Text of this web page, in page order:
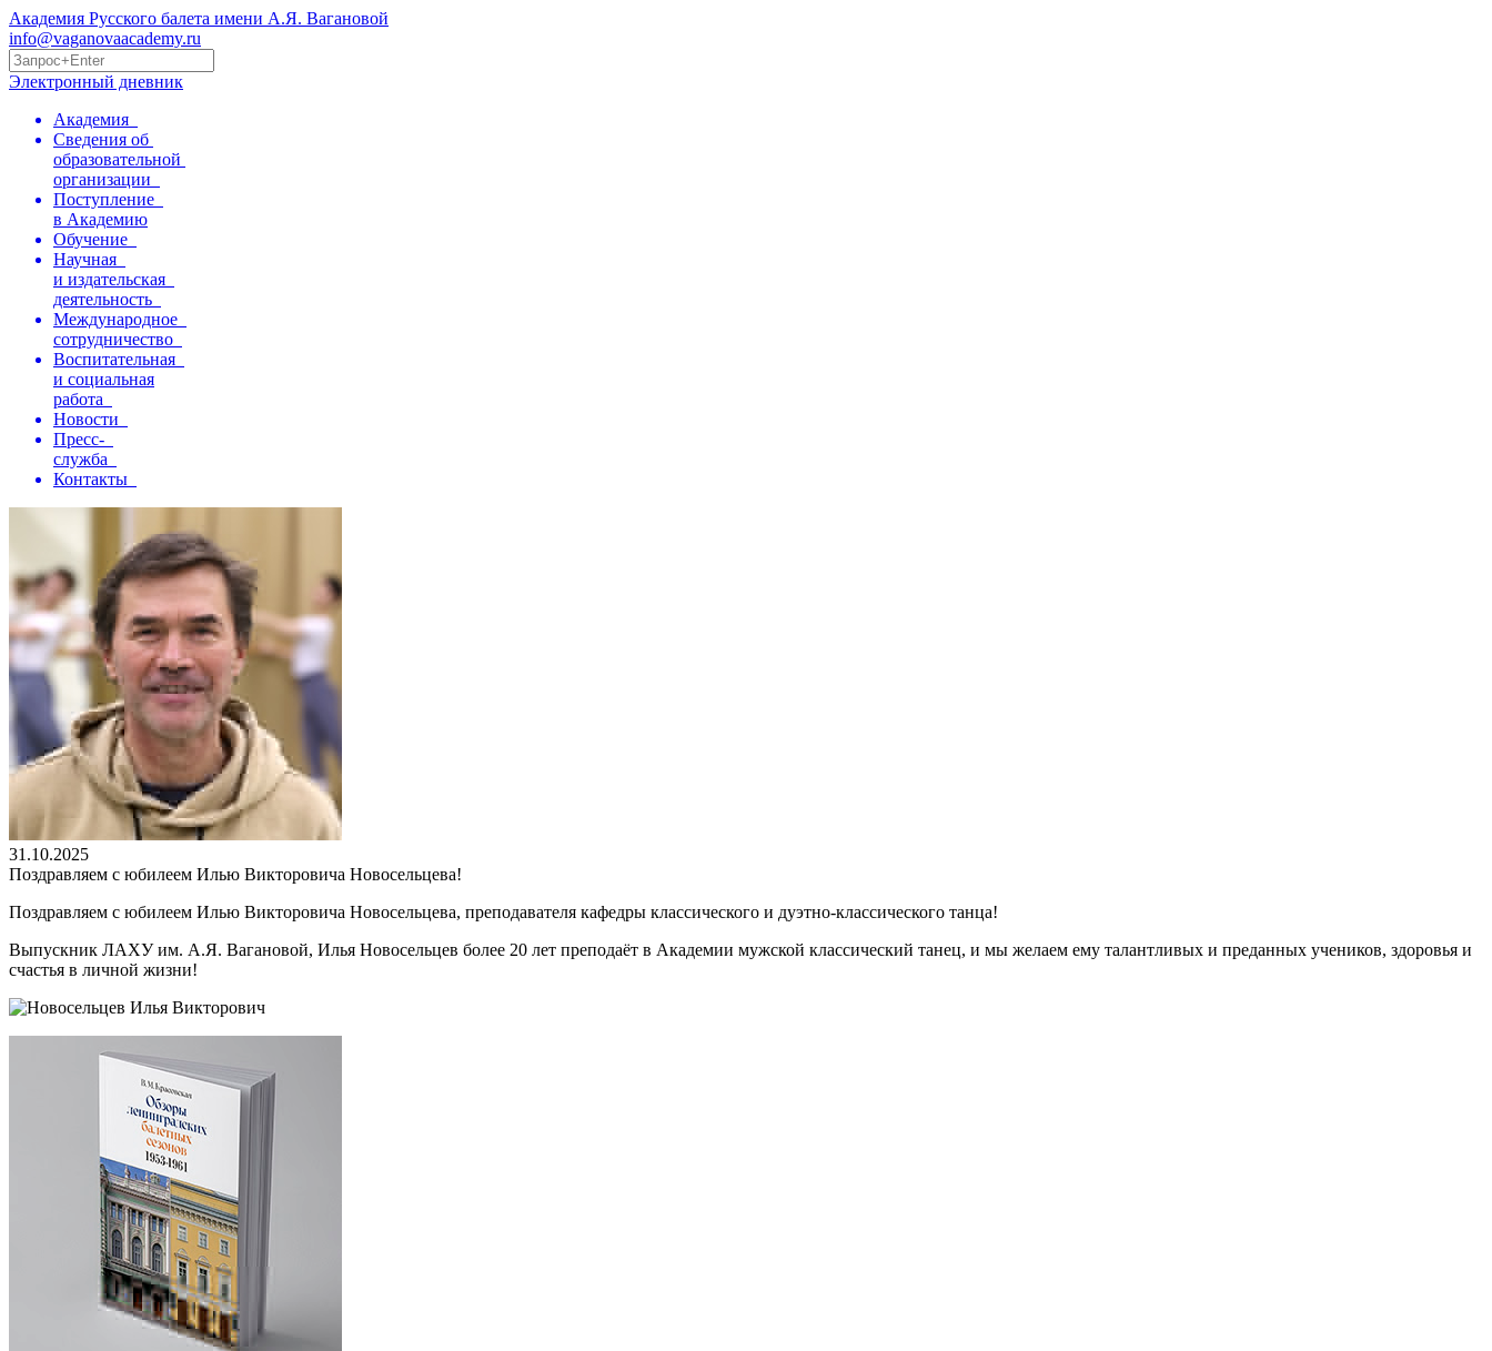
Академия Русского балета имени А.Я. Вагановой
info@vaganovaacademy.ru
Электронный дневник
Академия
Сведения об
образовательной
организации
Поступление
в Академию
Обучение
Научная
и издательская
деятельность
Международное
сотрудничество
Воспитательная
и социальная
работа
Новости
Пресс-
служба
Контакты
31.10.2025
Поздравляем с юбилеем Илью Викторовича Новосельцева!
Поздравляем с юбилеем Илью Викторовича Новосельцева, преподавателя кафедры классического и дуэтно-классического танца!
Выпускник ЛАХУ им. А.Я. Вагановой, Илья Новосельцев более 20 лет преподаёт в Академии мужской классический танец, и мы желаем ему талантливых и преданных учеников, здоровья и
счастья в личной жизни!